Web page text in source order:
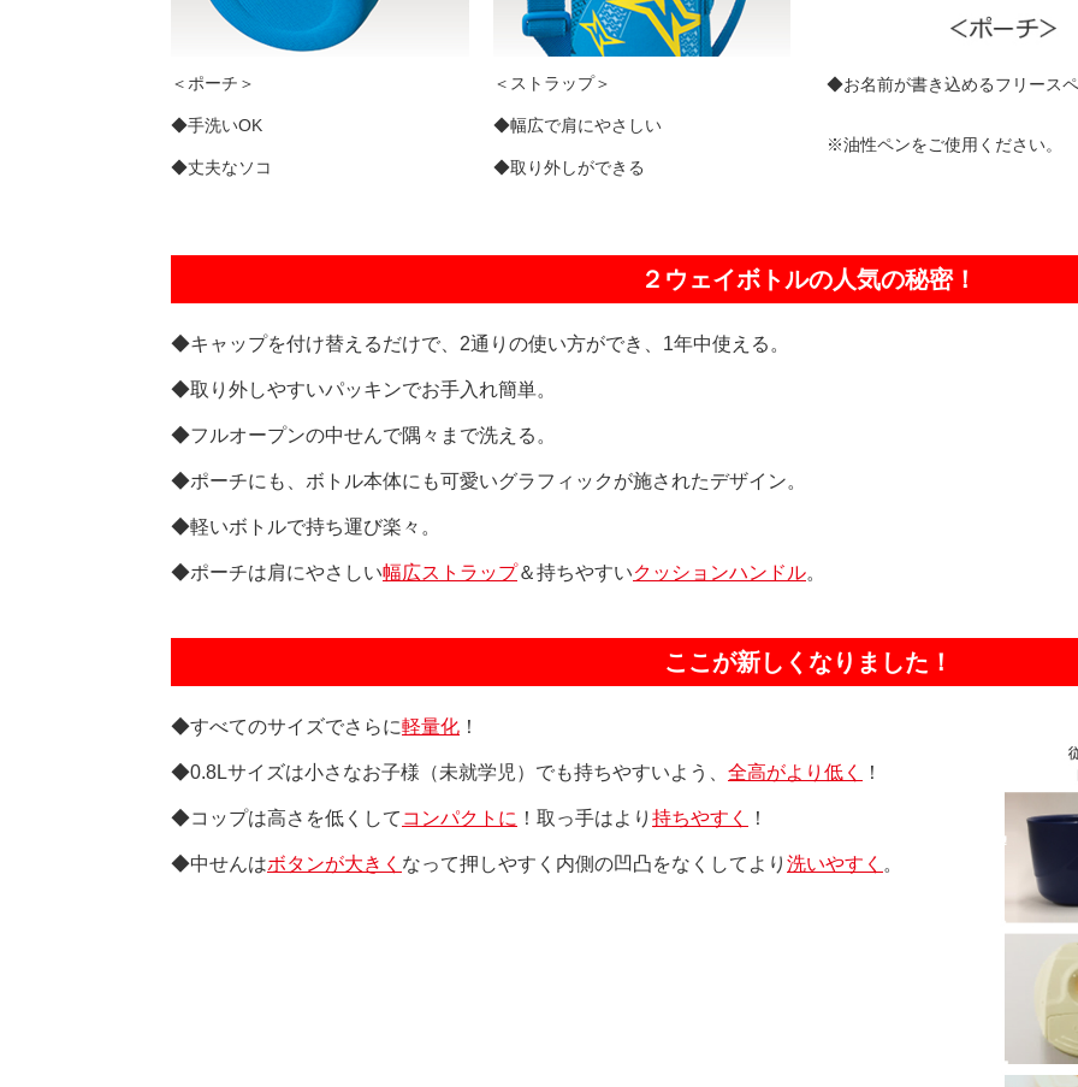
＜ポーチ＞
◆手洗いOK
◆丈夫なソコ
＜ストラップ＞
◆幅広で肩にやさしい
◆取り外しができる
◆お名前が書き込めるフリース
※油性ペンをご使用ください。
２ウェイボトルの人気の秘密！
◆キャップを付け替えるだけで、2通りの使い方ができ、1年中使える。
◆取り外しやすいパッキンでお手入れ簡単。
◆フルオープンの中せんで隅々まで洗える。
◆ポーチにも、ボトル本体にも可愛いグラフィックが施されたデザイン。
◆軽いボトルで持ち運び楽々。
◆ポーチは肩にやさしい幅広ストラップ＆持ちやすいクッションハンドル。
ここが新しくなりました！
◆すべてのサイズでさらに軽量化 ！
◆0.8Lサイズは小さなお子様（未就学児）でも持ちやすいよう、 全高がより低く ！
◆コップは高さを低くして コンパクトに ！取っ手はより 持ちやすく ！
◆中せんはボタンが大きく なって押しやすく内側の凹凸をなくしてより 洗いやすく 。